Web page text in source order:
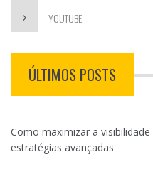
YOUTUBE
ÚLTIMOS POSTS
Como maximizar a
estratégias avançadas